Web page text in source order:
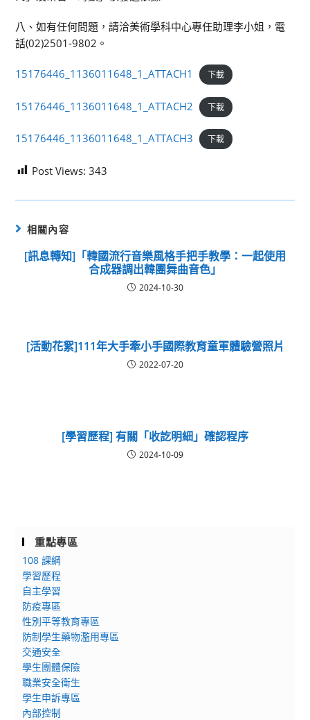
八、如有任何問題，請洽美術學科中心專任助理李小姐，電
話(02)2501-9802。
15176446_1136011648_1_ATTACH1 下載
15176446_1136011648_1_ATTACH2 下載
15176446_1136011648_1_ATTACH3 下載
Post Views: 343
相關內容
[訊息轉知]「韓國流行音樂風格手把手教學：一起使用
合成器調出韓團舞曲音色」
2024-10-30
[活動花絮]111年大手牽小手國際教育童軍體驗營照片
2022-07-20
[學習歷程] 有關「收訖明細」確認程序
2024-10-09
重點專區
108 課綱
學習歷程
自主學習
防疫專區
性別平等教育專區
防制學生藥物濫用專區
交通安全
學生團體保險
職業安全衛生
學生申訴專區
內部控制